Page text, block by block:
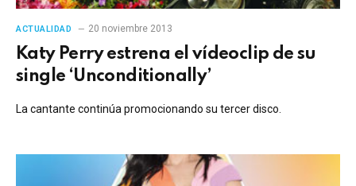
ACTUALIDAD 20 noviembre 2013
Katy Perry estrena el vídeoclip de su
single ‘Unconditionally’
La cantante continúa promocionando su tercer disco.